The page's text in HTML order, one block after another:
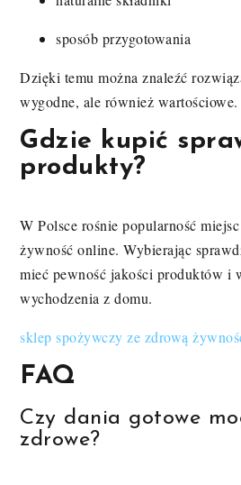
sposób przygotowania
Dzięki temu można znaleźć
wygodne, ale również wartościowe.
Gdzie kupić
produkty?
W Polsce rośnie popularność
żywność online. Wybierając
mieć pewność jakości produktów i
wychodzenia z domu.
sklep spożywczy ze zdrową
FAQ
Czy dania gotowe
zdrowe?